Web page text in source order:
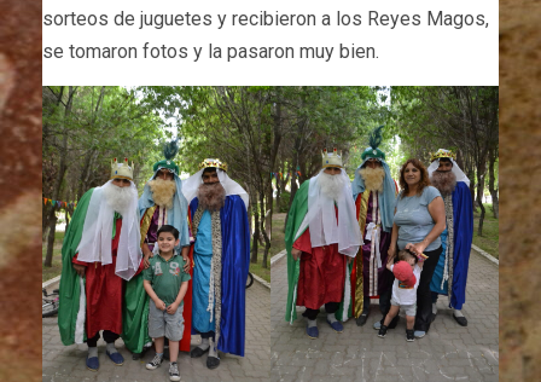
sorteos de juguetes y recibieron a los Reyes Magos,
se tomaron fotos y la pasaron muy bien.